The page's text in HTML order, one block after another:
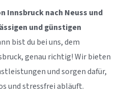
Innsbruck nach Neuss und
und günstigen
bist du bei uns, dem
genau richtig! Wir bieten
und sorgen dafür,
und stressfrei abläuft.